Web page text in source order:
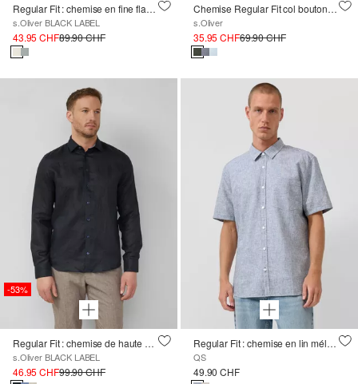
Regular Fit : chemise en fine flanelle de coton
s.Oliver BLACK LABEL
43.95 CHF89.90 CHF
Chemise Regular Fit col boutonné doux non extensible
s.Oliver
35.95 CHF69.90 CHF
-53%
Regular Fit : chemise de haute qualité en pur lin
s.Oliver BLACK LABEL
46.95 CHF99.90 CHF
Regular Fit : chemise en lin mélangé
QS
49.90 CHF